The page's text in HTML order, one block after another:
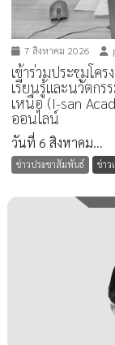
7 สิงหาคม 2026
เข้าร่วมประชุมโค
เรียนรู้และนวัตกร
เหนือ (I-san
ออนไลน์
วันที่ 6 สิงหาคม...
ข่าวประชาสัมพันธ์ ข่าว